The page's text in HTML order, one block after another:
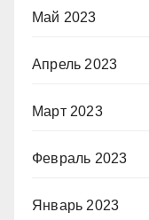
Май 2023
Апрель 2023
Март 2023
Февраль 2023
Январь 2023